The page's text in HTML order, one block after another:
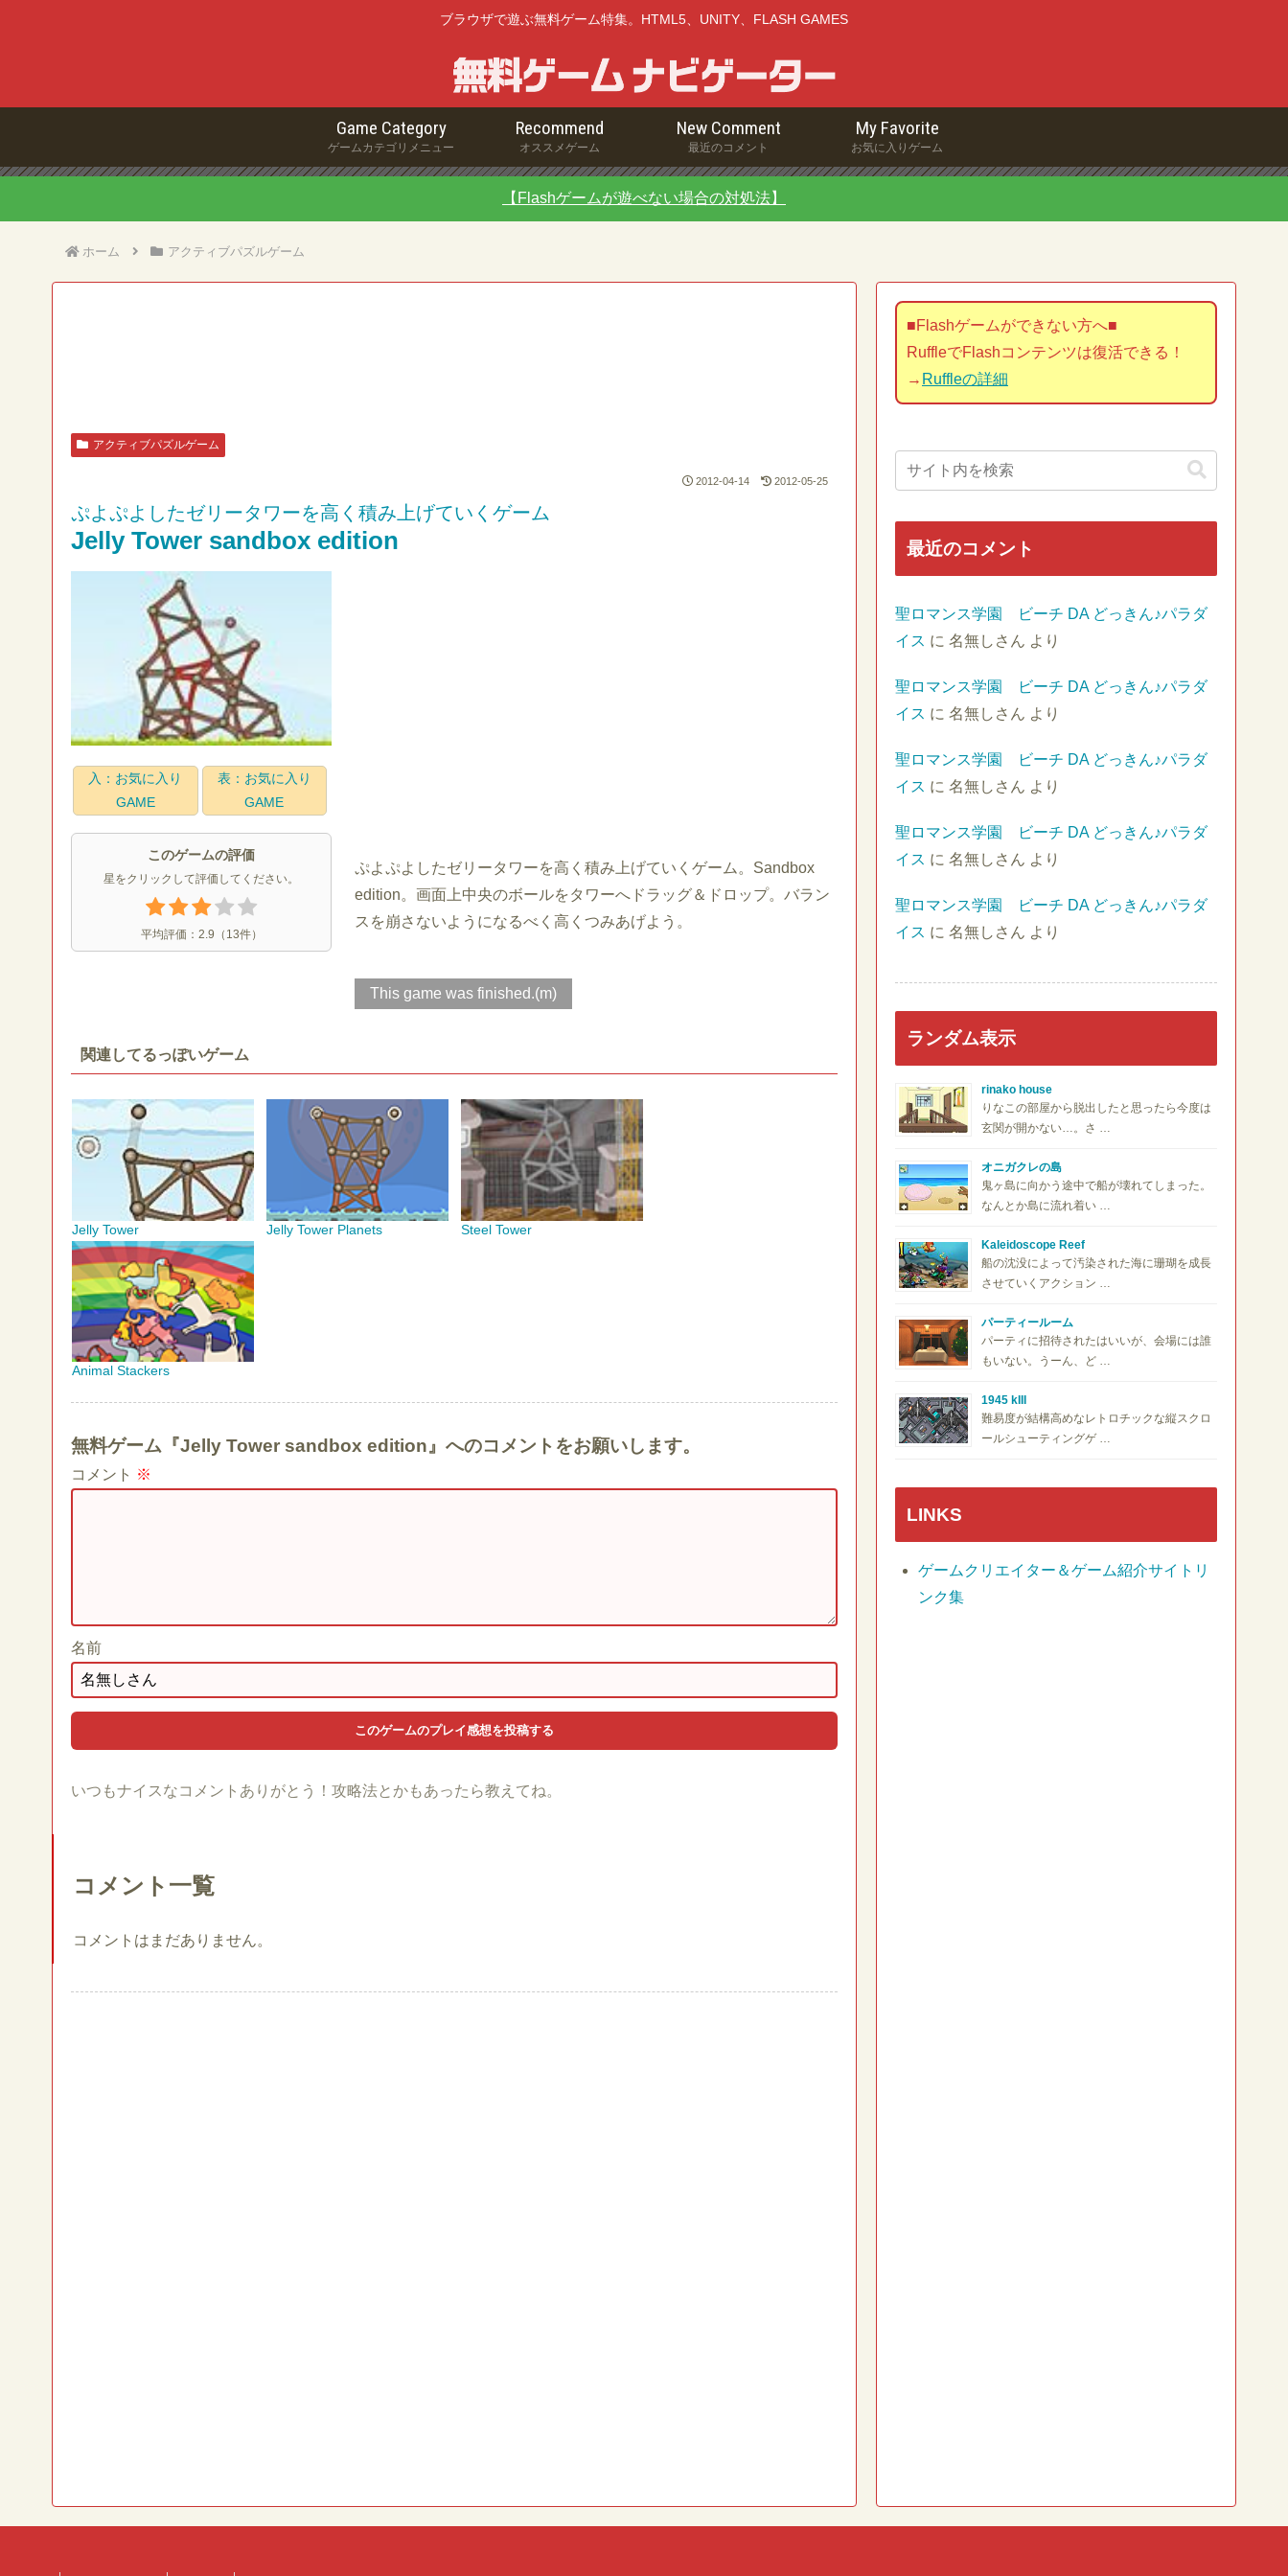
ブラウザで遊ぶ無料ゲーム特集。HTML5、UNITY、FLASH GAMES
Game Category
ゲームカテゴリメニュー
Recommend
オススメゲーム
New Comment
最近のコメント
My Favorite
お気に入りゲーム
【Flashゲームが遊べない場合の対処法】
ホーム アクティブパズルゲーム
アクティブパズルゲーム
2012-04-14 2012-05-25
ぷよぷよしたゼリータワーを高く積み上げていくゲーム
Jelly Tower sandbox edition
入：お気に入り
GAME
表：お気に入り
GAME
このゲームの評価
星をクリックして評価してください。
平均評価： 2.9 （ 13件）
ぷよぷよしたゼリータワーを高く積み上げていくゲーム。Sandbox
edition。画面上中央のボールをタワーへドラッグ＆ドロップ。バラン
スを崩さないようになるべく高くつみあげよう。
This game was finished.(m)
関連してるっぽいゲーム
Jelly Tower Jelly Tower Planets Steel Tower
Animal Stackers
無料ゲーム『Jelly Tower sandbox edition』へのコメントをお願いします。
コメント ※
名前
いつもナイスなコメントありがとう！攻略法とかもあったら教えてね。
コメント一覧
コメントはまだありません。
■Flashゲームができない方へ■
RuffleでFlashコンテンツは復活できる！
→ Ruffleの詳細
最近のコメント
聖ロマンス学園 ビーチ DA どっきん♪パラダ
イス に 名無しさん より
聖ロマンス学園 ビーチ DA どっきん♪パラダ
イス に 名無しさん より
聖ロマンス学園 ビーチ DA どっきん♪パラダ
イス に 名無しさん より
聖ロマンス学園 ビーチ DA どっきん♪パラダ
イス に 名無しさん より
聖ロマンス学園 ビーチ DA どっきん♪パラダ
イス に 名無しさん より
ランダム表示
rinako house
りなこの部屋から脱出したと思ったら今度は
玄関が開かない…。さ …
オニガクレの島
鬼ヶ島に向かう途中で船が壊れてしまった。
なんとか島に流れ着い …
Kaleidoscope Reef
船の沈没によって汚染された海に珊瑚を成長
させていくアクション …
パーティールーム
パーティに招待されたはいいが、会場には誰
もいない。うーん、ど …
1945 kIII
難易度が結構高めなレトロチックな縦スクロ
ールシューティングゲ …
LINKS
ゲームクリエイター＆ゲーム紹介サイトリ
ンク集